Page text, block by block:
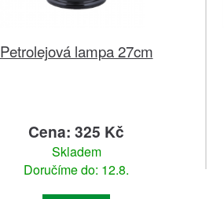
Petrolejová lampa 27cm
Cena: 325 Kč
Skladem
Doručíme do: 12.8.